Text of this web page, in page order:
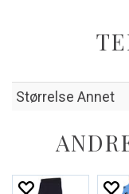
Størrelse Annet